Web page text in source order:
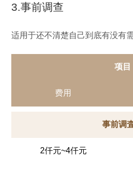
3.事前调查
适用于还不清楚自己到底有没有
项目
费用
事前调
2仟元~4仟元